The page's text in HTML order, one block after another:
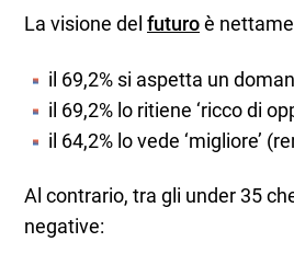
La visione del futuroè
il 69,2% si aspetta un
il 69,2% lo ritiene ‘ricco di
il 64,2% lo vede ‘migliore’
Al contrario, tra gli under 35
negative: